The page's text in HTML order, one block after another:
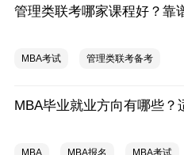
管理类联考哪家课程好？靠
MBA考试 管理类联考备考
MBA毕业就业方向有哪些？
MBA MBA报名 MBA考试